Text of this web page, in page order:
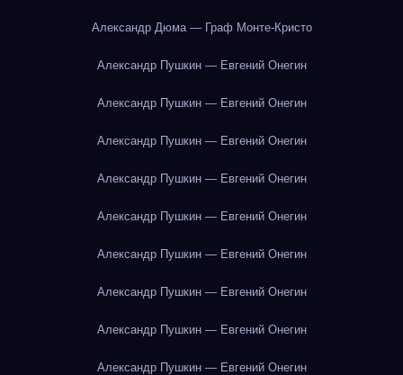
Александр Дюма — Граф Монте-Кристо
Александр Пушкин — Евгений Онегин
Александр Пушкин — Евгений Онегин
Александр Пушкин — Евгений Онегин
Александр Пушкин — Евгений Онегин
Александр Пушкин — Евгений Онегин
Александр Пушкин — Евгений Онегин
Александр Пушкин — Евгений Онегин
Александр Пушкин — Евгений Онегин
Александр Пушкин — Евгений Онегин